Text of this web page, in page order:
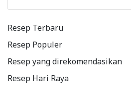
Resep Terbaru
Resep Populer
Resep yang direkomendasikan
Resep Hari Raya